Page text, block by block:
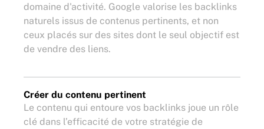
domaine d'activité. Google valorise les backlinks
naturels issus de contenus pertinents, et non
ceux placés sur des sites dont le seul objectif est
de vendre des liens.
Créer du contenu pertinent
Le contenu qui entoure vos backlinks joue un rôle
clé dans l’efficacité de votre stratégie de